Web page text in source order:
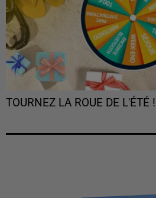
TOURNEZ LA ROUE DE L'ÉTÉ !